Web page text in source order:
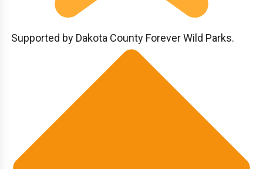
Supported by Dakota County Forever Wild Parks.